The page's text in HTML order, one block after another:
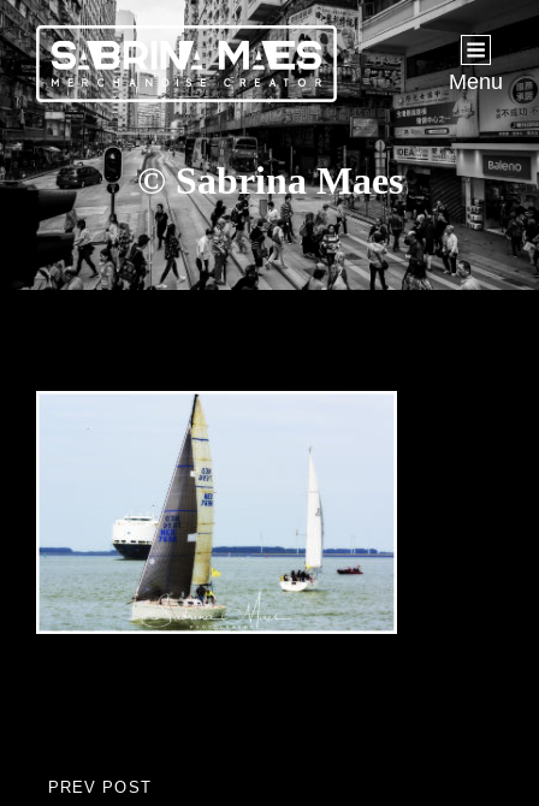
Menu
© Sabrina Maes
Bericht
PREVIOUS
PREV POST